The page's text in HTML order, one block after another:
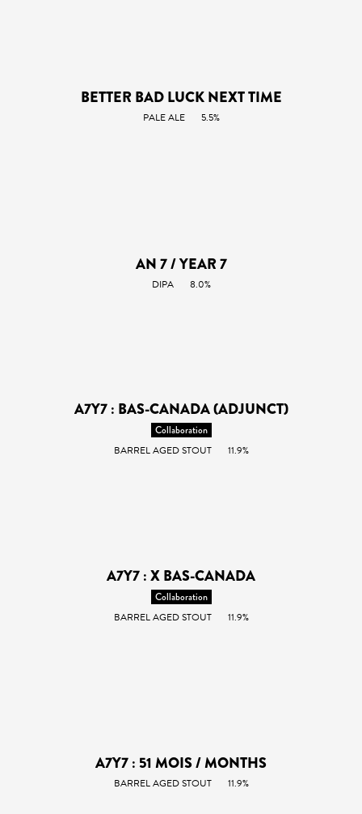
BETTER BAD LUCK NEXT TIME
PALE ALE 5.5%
AN 7 / YEAR 7
DIPA 8.0%
A7Y7 : BAS-CANADA (ADJUNCT)
Collaboration
BARREL AGED STOUT
11.9%
A7Y7 : X BAS-CANADA
Collaboration
BARREL AGED STOUT
11.9%
A7Y7 : 51 MOIS / MONTHS
BARREL AGED STOUT 11.9%